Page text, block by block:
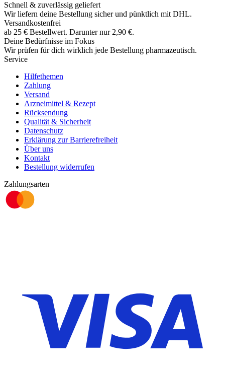
Schnell & zuverlässig geliefert
Wir liefern deine Bestellung sicher und pünktlich mit DHL.
Versandkostenfrei
ab 25 € Bestellwert. Darunter nur 2,90 €.
Deine Bedürfnisse im Fokus
Wir prüfen für dich wirklich jede Bestellung pharmazeutisch.
Service
Hilfethemen
Zahlung
Versand
Arzneimittel & Rezept
Rücksendung
Qualität & Sicherheit
Datenschutz
Erklärung zur Barrierefreiheit
Über uns
Kontakt
Bestellung widerrufen
Zahlungsarten